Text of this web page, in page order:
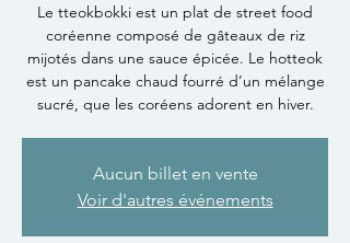
Le tteokbokki est un plat de street food
coréenne composé de gâteaux de riz
mijotés dans une sauce épicée. Le hotteok
est un pancake chaud fourré d’un mélange
sucré, que les coréens adorent en hiver.
Aucun billet en vente
Voir d'autres événements